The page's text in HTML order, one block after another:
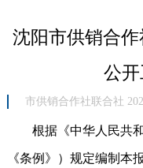
沈阳市供销合
公
市供销合作社联合社
根据《中华人民共和
《条例》）规定编制本